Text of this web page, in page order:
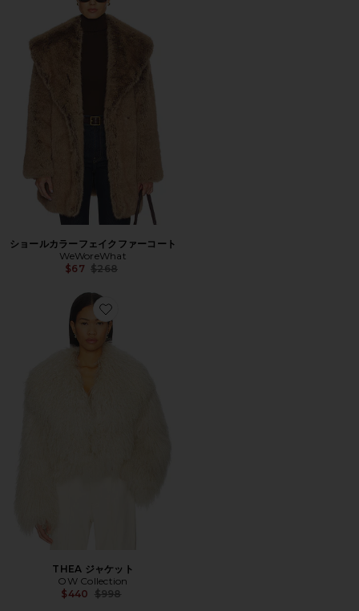
ショールカラーフェイクファーコート
WeWoreWhat
$67 Previous price:
$268
Favorite THEA ジャケット
THEA ジャケット
OW Collection
$440 Previous price:
$998